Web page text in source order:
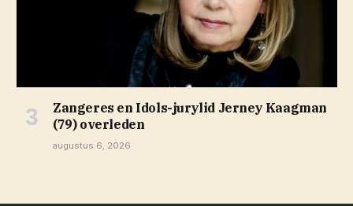
Zangeres en Idols-jurylid Jerney Kaagman
(79) overleden
augustus 6, 2026